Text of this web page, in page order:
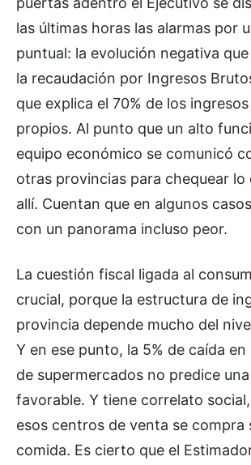
las últimas horas las alarmas por
puntual: la evolución negativa
la recaudación por Ingresos
que explica el 70% de los
propios. Al punto que un alto
equipo económico se comunicó
otras provincias para chequear lo
allí. Cuentan que en algunos
con un panorama incluso peor.
La cuestión fiscal ligada al
crucial, porque la estructura de
provincia depende mucho del
Y en ese punto, la 5% de caída
de supermercados no predice
favorable. Y tiene correlato
esos centros de venta se compra
comida. Es cierto que el